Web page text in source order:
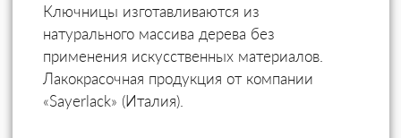
Ключницы изготавливаются из
натурального массива дерева без
применения искусственных материалов.
Лакокрасочная продукция от компании
«Sayerlack» (Италия).